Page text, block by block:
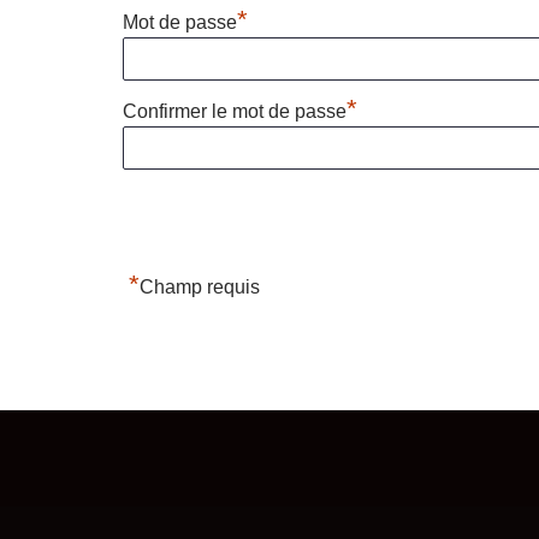
Mot de passe*
Confirmer le mot de passe*
*Champ requis